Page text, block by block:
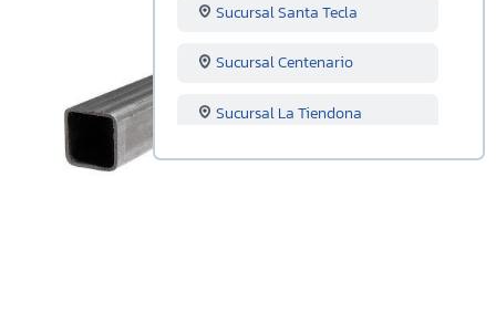
Sucursal Santa Tecla
Sucursal Centenario
Sucursal La Tiendona
Sucursal Merliot